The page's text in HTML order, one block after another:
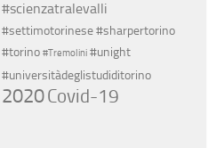
#scienzatralevalli
#settimotorinese#sharpertorino
#torino #Tremolini #unight
#universitàdeglistudiditorino
2020Covid-19